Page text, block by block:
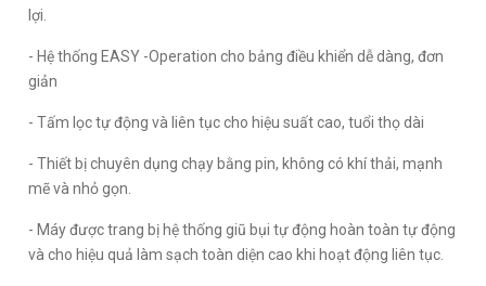
lợi.
- Hệ thống EASY -Operation cho bảng điều khiển dễ dàng, đơn
giản
- Tấm lọc tự động và liên tục cho hiệu suất cao, tuổi thọ dài
- Thiết bị chuyên dụng chạy bằng pin, không có khí thải, mạnh
mẽ và nhỏ gọn.
- Máy được trang bị hệ thống giũ bụi tự động hoàn toàn tự động
và cho hiệu quả làm sạch toàn diện cao khi hoạt động liên tục.